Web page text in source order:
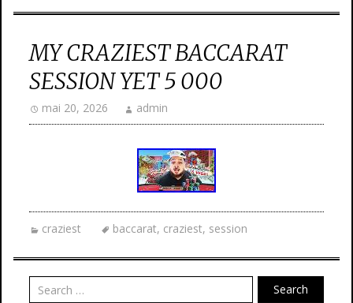
MY CRAZIEST BACCARAT
SESSION YET 5 000
mai 20, 2026 admin
craziest baccarat, craziest, session
Search